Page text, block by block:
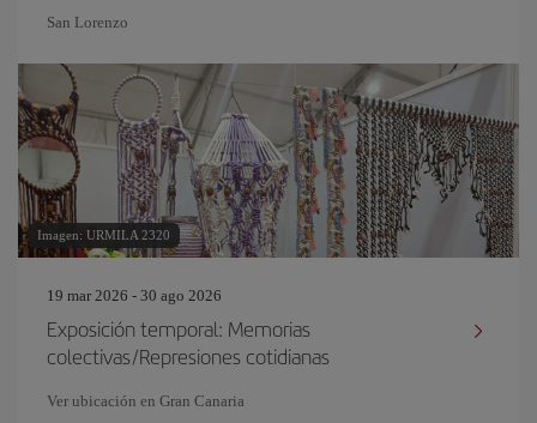
San Lorenzo
Imagen: URMILA 2320
19 mar 2026 - 30 ago 2026
Exposición temporal: Memorias
colectivas/Represiones cotidianas
Ver ubicación en Gran Canaria